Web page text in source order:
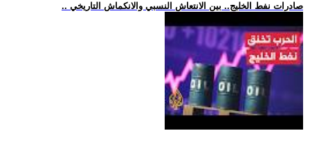
.. صادرات نفط الخليج.. بين الانتعاش النسبي والانكماش التاريخي